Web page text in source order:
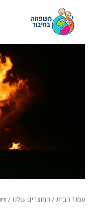
עמוד הבית / המוצרים שלנו /